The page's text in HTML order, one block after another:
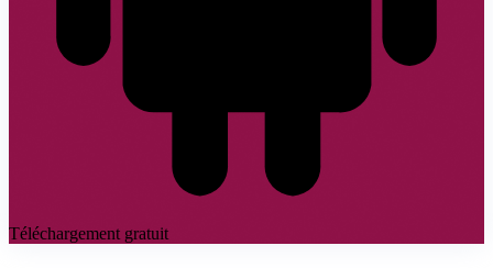
Téléchargement gratuit